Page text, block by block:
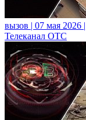
вызов | 07 мая 2026
Телеканал ОТС